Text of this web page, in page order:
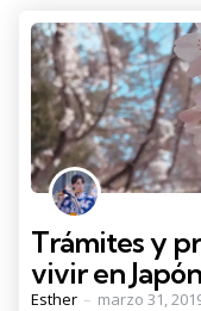
Trámites y
vivir en
Posted
Esther marzo 31,